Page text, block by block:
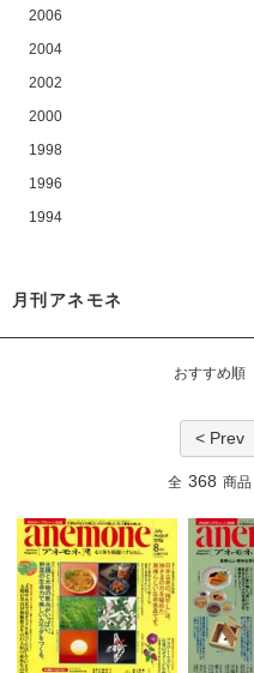
2006
2004
2002
2000
1998
1996
1994
月刊アネモネ
おすすめ順
< Prev
全 368 商品